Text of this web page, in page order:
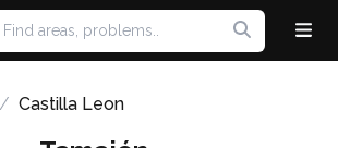
Castilla Leon